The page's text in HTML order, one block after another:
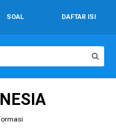
SOAL DAFTAR ISI